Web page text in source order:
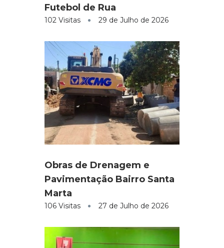
Futebol de Rua
102 Visitas 29 de Julho de 2026
Obras de Drenagem e
Pavimentação Bairro Santa
Marta
106 Visitas 27 de Julho de 2026